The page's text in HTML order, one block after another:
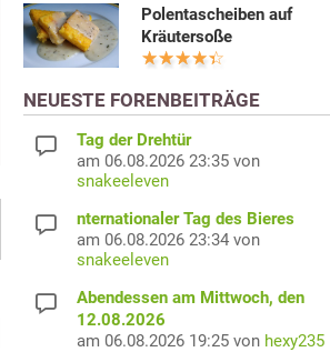
Polentascheiben auf
Kräutersoße
NEUESTE FORENBEITRÄGE
Tag der Drehtür
am 06.08.2026 23:35 von
snakeeleven
nternationaler Tag des Bieres
am 06.08.2026 23:34 von
snakeeleven
Abendessen am Mittwoch, den
12.08.2026
am 06.08.2026 19:25 von hexy235